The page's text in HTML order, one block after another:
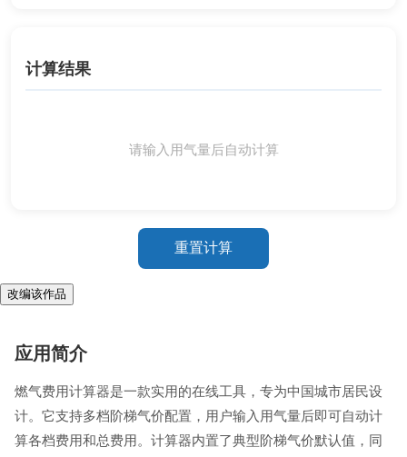
计算结果
请输入用气量后自动计算
重置计算
改编该作品
应用简介
燃气费用计算器是一款实用的在线工具，专为中国城市居民设
计。它支持多档阶梯气价配置，用户输入用气量后即可自动计
算各档费用和总费用。计算器内置了典型阶梯气价默认值，同